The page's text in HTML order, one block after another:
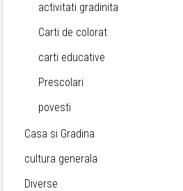
activitati gradinita
Carti de colorat
carti educative
Prescolari
povesti
Casa si Gradina
cultura generala
Diverse